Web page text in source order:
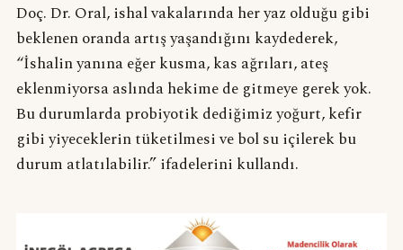
Doç. Dr. Oral, ishal vakalarında her yaz olduğu gibi
beklenen oranda artış yaşandığını kaydederek,
“İshalin yanına eğer kusma, kas ağrıları, ateş
eklenmiyorsa aslında hekime de gitmeye gerek yok.
Bu durumlarda probiyotik dediğimiz yoğurt, kefir
gibi yiyeceklerin tüketilmesi ve bol su içilerek bu
durum atlatılabilir.” ifadelerini kullandı.